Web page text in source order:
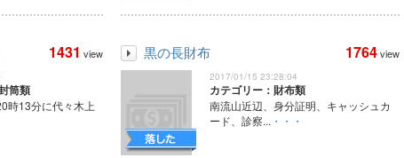
1431 view
筒類
時13分に代々木上
黒の長財布 1764view
2017/01/15 23:28:04
カテゴリー：財布類
南流山近辺、身分証明、キャッシュカ
ード、診察... ・・・